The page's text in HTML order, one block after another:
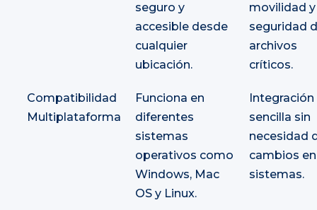
seguro y
accesible desde
cualquier
ubicación.
movilidad y
seguridad
archivos
críticos.
Compatibilidad
Multiplataforma
Funciona en
diferentes
sistemas
operativos como
Windows, Mac
OS y Linux.
Integración
sencilla sin
necesidad
cambios en
sistemas.